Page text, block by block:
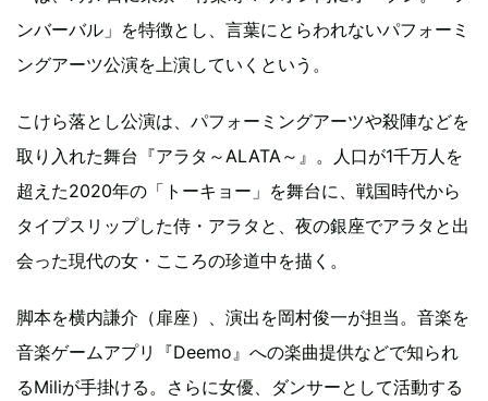
ンバーバル」を特徴とし、言葉にとらわれないパフォーミ
ングアーツ公演を上演していくという。
こけら落とし公演は、パフォーミングアーツや殺陣などを
取り入れた舞台『アラタ～ALATA～』。人口が1千万人を
超えた2020年の「トーキョー」を舞台に、戦国時代から
タイプスリップした侍・アラタと、夜の銀座でアラタと出
会った現代の女・こころの珍道中を描く。
脚本を横内謙介（扉座）、演出を岡村俊一が担当。音楽を
音楽ゲームアプリ『Deemo』への楽曲提供などで知られ
るMiliが手掛ける。さらに女優、ダンサーとして活動する